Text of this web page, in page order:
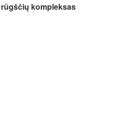
kompleksas